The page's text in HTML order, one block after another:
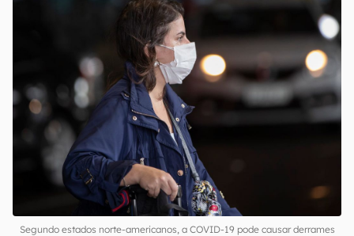
Segundo estados norte-americanos, a COVID-19 pode causar derrames